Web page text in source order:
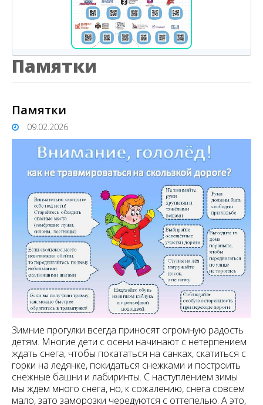
Памятки
Памятки
09.02.2026
Зимние прогулки всегда приносят огромную радость
детям. Многие дети с осени начинают с нетерпением
ждать снега, чтобы покататься на санках, скатиться с
горки на ледянке, покидаться снежками и построить
снежные башни и лабиринты. С наступлением зимы
мы ждем много снега, но, к сожалению, снега совсем
мало, зато заморозки чередуются с оттепелью. А это,